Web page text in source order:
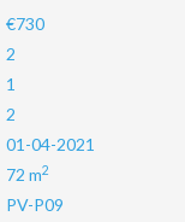
€730
2
1
2
01-04-2021
72 m2
PV-P09